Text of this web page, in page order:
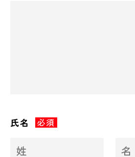
氏名 必須